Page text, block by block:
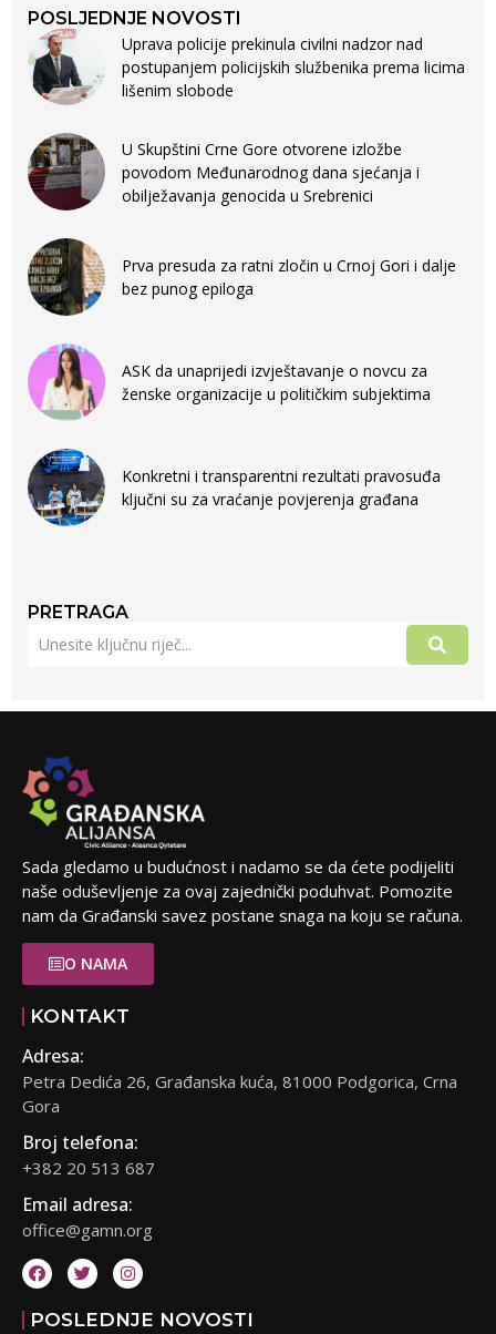
POSLJEDNJE NOVOSTI
Uprava policije prekinula civilni nadzor nad
postupanjem policijskih službenika prema licima
lišenim slobode
U Skupštini Crne Gore otvorene izložbe
povodom Međunarodnog dana sjećanja i
obilježavanja genocida u Srebrenici
Prva presuda za ratni zločin u Crnoj Gori i dalje
bez punog epiloga
ASK da unaprijedi izvještavanje o novcu za
ženske organizacije u političkim subjektima
Konkretni i transparentni rezultati pravosuđa
ključni su za vraćanje povjerenja građana
PRETRAGA
Sada gledamo u budućnost i nadamo se da ćete podijeliti
naše oduševljenje za ovaj zajednički poduhvat. Pomozite
nam da Građanski savez postane snaga na koju se računa.
O NAMA
KONTAKT
Adresa:
Petra Dedića 26, Građanska kuća, 81000 Podgorica, Crna
Gora
Broj telefona:
+382 20 513 687
Email adresa:
office@gamn.org
POSLEDNJE NOVOSTI